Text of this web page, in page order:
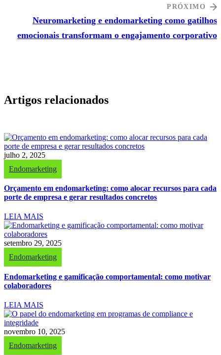
PRÓXIMO
Neuromarketing e endomarketing como gatilhos
emocionais transformam o engajamento corporativo
Artigos relacionados
julho 2, 2025
Endomarketing
Orçamento em endomarketing: como alocar recursos para cada
porte de empresa e gerar resultados concretos
LEIA MAIS
setembro 29, 2025
Endomarketing
Endomarketing e gamificação comportamental: como motivar
colaboradores
LEIA MAIS
novembro 10, 2025
Endomarketing